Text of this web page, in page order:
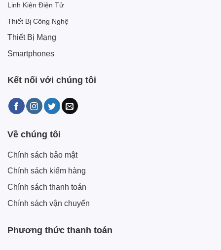
Linh Kiện Điện Tử
Thiết Bị Công Nghệ
Thiết Bị Mạng
Smartphones
Kết nối với chúng tôi
Về chúng tôi
Chính sách bảo mật
Chính sách kiểm hàng
Chính sách thanh toán
Chính sách vận chuyển
Phương thức thanh toán